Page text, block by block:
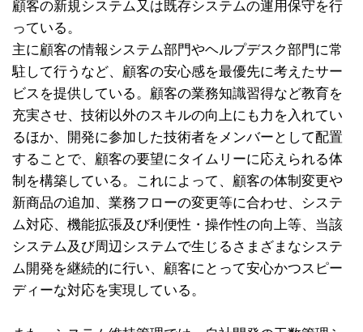
顧客の新規システム又は既存システムの運用保守を行
っている。
主に顧客の情報システム部門やヘルプデスク部門に常
駐して行うなど、顧客の安心感を最優先に考えたサー
ビスを提供している。顧客の業務知識習得など教育を
充実させ、技術以外のスキルの向上にも力を入れてい
るほか、開発に参加した技術者をメンバーとして配置
することで、顧客の要望にタイムリーに応えられる体
制を構築している。これによって、顧客の体制変更や
新商品の追加、業務フローの変更等に合わせ、システ
ム対応、機能拡張及び利便性・操作性の向上等、当該
システム及び周辺システムで生じるさまざまなシステ
ム開発を継続的に行い、顧客にとって安心かつスピー
ディーな対応を実現している。